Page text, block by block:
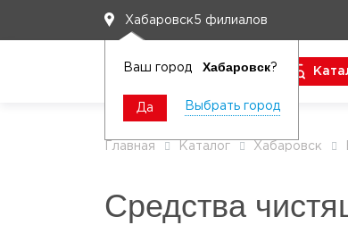
Хабаровск5 филиалов
Ваш город Хабаровск?
Да Выбрать город
Главная Каталог Хабаровск
Средства